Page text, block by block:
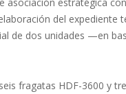
del
de dos unidades —en
fragatas HDF-3600 y